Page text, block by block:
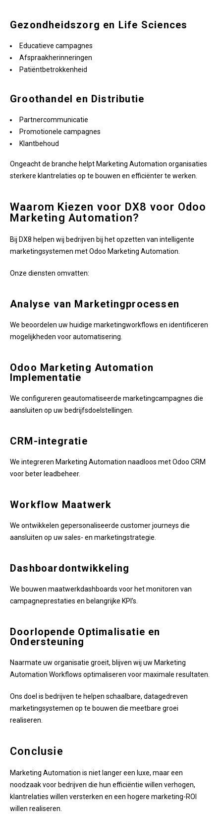
Gezondheidszorg en Life Sciences
Educatieve campagnes
Afspraakherinneringen
Patiëntbetrokkenheid
Groothandel en Distributie
Partnercommunicatie
Promotionele campagnes
Klantbehoud
Ongeacht de branche helpt Marketing Automation organisaties
sterkere klantrelaties op te bouwen en efficiënter te werken.
Waarom Kiezen voor DX8 voor Odoo
Marketing Automation?
Bij DX8 helpen wij bedrijven bij het opzetten van intelligente
marketingsystemen met Odoo Marketing Automation.
Onze diensten omvatten:
Analyse van Marketingprocessen
We beoordelen uw huidige marketingworkflows en identificeren
mogelijkheden voor automatisering.
Odoo Marketing Automation
Implementatie
We configureren geautomatiseerde marketingcampagnes die
aansluiten op uw bedrijfsdoelstellingen.
CRM-integratie
We integreren Marketing Automation naadloos met Odoo CRM
voor beter leadbeheer.
Workflow Maatwerk
We ontwikkelen gepersonaliseerde customer journeys die
aansluiten op uw sales- en marketingstrategie.
Dashboardontwikkeling
We bouwen maatwerkdashboards voor het monitoren van
campagneprestaties en belangrijke KPI’s.
Doorlopende Optimalisatie en
Ondersteuning
Naarmate uw organisatie groeit, blijven wij uw Marketing
Automation Workflows optimaliseren voor maximale resultaten.
Ons doel is bedrijven te helpen schaalbare, datagedreven
marketingsystemen op te bouwen die meetbare groei
realiseren.
Conclusie
Marketing Automation is niet langer een luxe, maar een
noodzaak voor bedrijven die hun efficiëntie willen verhogen,
klantrelaties willen versterken en een hogere marketing-ROI
willen realiseren.